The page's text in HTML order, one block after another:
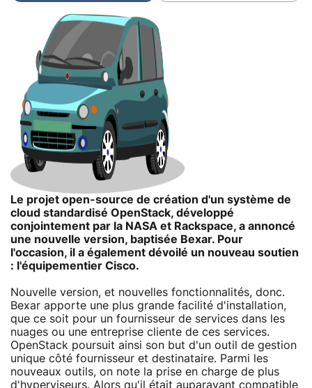
Le projet open-source de création d'un système de
cloud standardisé OpenStack, développé
conjointement par la NASA et Rackspace, a annoncé
une nouvelle version, baptisée Bexar. Pour
l'occasion, il a également dévoilé un nouveau soutien
: l'équipementier Cisco.
Nouvelle version, et nouvelles fonctionnalités, donc.
Bexar apporte une plus grande facilité d'installation,
que ce soit pour un fournisseur de services dans les
nuages ou une entreprise cliente de ces services.
OpenStack poursuit ainsi son but d'un outil de gestion
unique côté fournisseur et destinataire. Parmi les
nouveaux outils, on note la prise en charge de plus
d'hyperviseurs. Alors qu'il était auparavant compatible